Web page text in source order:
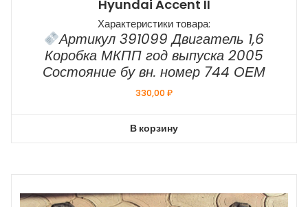
Hyundai Accent II
Характеристики товара:
Артикул 391099 Двигатель 1,6
Коробка МКПП год выпуска 2005
Состояние бу вн. номер 744 ОЕМ
330,00₽
В корзину